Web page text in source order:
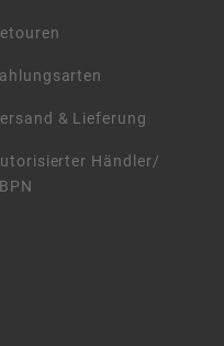
& Lieferung
Händler/